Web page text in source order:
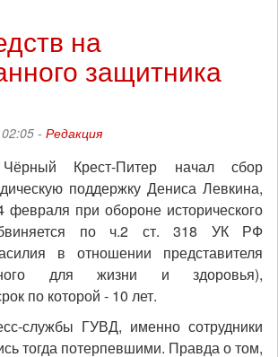
на
защитника
- Редакция
Чёрный Крест-Питер начал сбор
поддержку Дениса Левкина,
февраля при обороне исторического
по ч.2 ст. 318 УК РФ
в отношении представителя
для жизни и здоровья),
по которой - 10 лет.
службы ГУВД, именно сотрудники
тогда потерпевшими. Правда о том,